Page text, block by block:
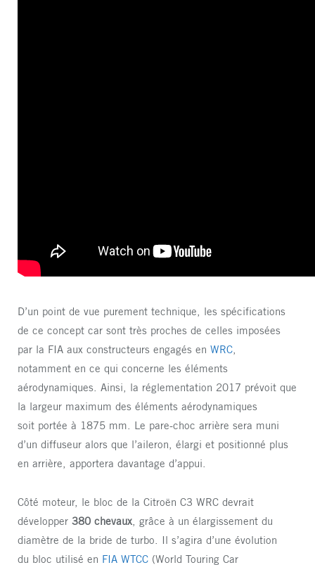
D’un point de vue purement technique, les spécifications
de ce concept car sont très proches de celles imposées
par la FIA aux constructeurs engagés en WRC
notamment en ce qui concerne les éléments
aérodynamiques. Ainsi, la réglementation 2017 prévoit que
la largeur maximum des éléments aérodynamiques
soit portée à 1875 mm. Le pare-choc arrière sera muni
d’un diffuseur alors que l’aileron, élargi et positionné plus
en arrière, apportera davantage d’appui.
Côté moteur, le bloc de la Citroën C3 WRC devrait
développer 380 chevaux , grâce à un élargissement du
diamètre de la bride de turbo. Il s’agira d’une évolution
du bloc utilisé en FIA WTCC (World Touring Car